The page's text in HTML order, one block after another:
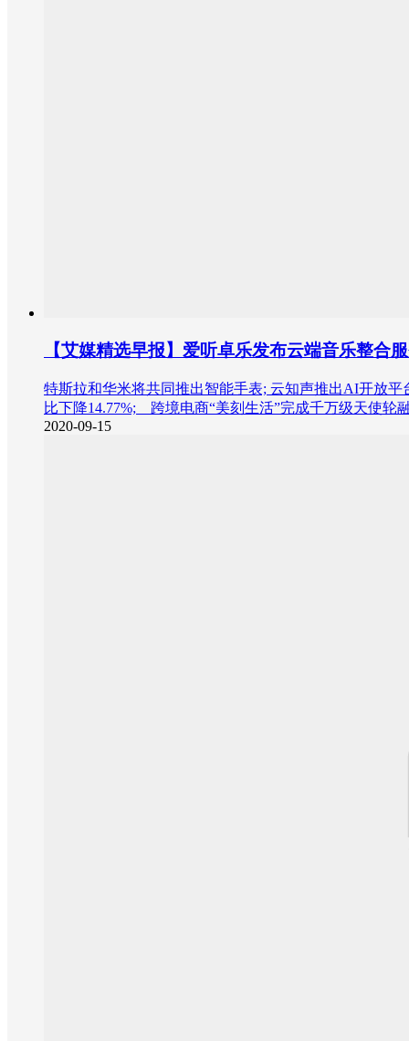
【艾媒精选早报】爱听卓乐发布云端音乐整合
特斯拉和华米将共同推出智能手表; 云知声推出AI开放
比下降14.77%; 跨境电商“美刻生活”完成千万级天使轮
2020-09-15